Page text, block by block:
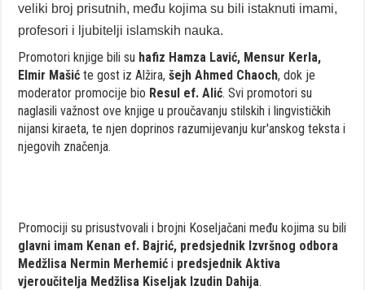
veliki broj prisutnih, među kojima su bili istaknuti imami,
profesori i ljubitelji islamskih nauka.
Promotori knjige bili su hafiz Hamza Lavić, Mensur Kerla,
Elmir Mašić te gost iz Alžira,šejh Ahmed Chaoch, dok je
moderator promocije bio Resul ef. Alić. Svi promotori su
naglasili važnost ove knjige u proučavanju stilskih i lingvističkih
nijansi kiraeta, te njen doprinos razumijevanju kur'anskog teksta i
njegovih značenja.
Promociji su prisustvovali i brojni Koseljačani među kojima su bili
glavni imam Kenan ef. Bajrić, predsjednik Izvršnog odbora
Medžlisa Nermin Merhemić i predsjednik Aktiva
vjeroučitelja Medžlisa Kiseljak Izudin Dahija.